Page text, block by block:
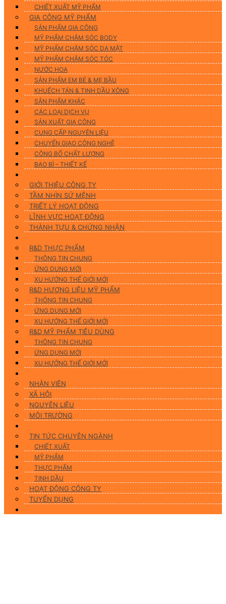
CHIẾT XUẤT MỸ PHẨM
GIA CÔNG MỸ PHẨM
SẢN PHẨM GIA CÔNG
MỸ PHẨM CHĂM SÓC BODY
MỸ PHẨM CHĂM SÓC DA MẶT
MỸ PHẨM CHĂM SÓC TÓC
NƯỚC HOA
SẢN PHẨM EM BÉ & MẸ BẦU
KHUẾCH TÁN & TINH DẦU XÔNG
SẢN PHẨM KHÁC
CÁC LOẠI DỊCH VỤ
SẢN XUẤT GIA CÔNG
CUNG CẤP NGUYÊN LIỆU
CHUYỂN GIAO CÔNG NGHỆ
CÔNG BỐ CHẤT LƯỢNG
BAO BÌ – THIẾT KẾ
GIỚI THIỆU CÔNG TY
TẦM NHÌN SỨ MỆNH
TRIẾT LÝ HOẠT ĐỘNG
LĨNH VỰC HOẠT ĐỘNG
THÀNH TỰU & CHỨNG NHẬN
R&D THỰC PHẨM
THÔNG TIN CHUNG
ỨNG DUNG MỚI
XU HƯỚNG THẾ GIỚI MỚI
R&D HƯƠNG LIỆU MỸ PHẨM
THÔNG TIN CHUNG
ỨNG DỤNG MỚI
XU HƯỚNG THẾ GIỚI MỚI
R&D MỸ PHẨM TIÊU DÙNG
THÔNG TIN CHUNG
ỨNG DỤNG MỚI
XU HƯỚNG THẾ GIỚI MỚI
NHÂN VIÊN
XÃ HỘI
NGUYÊN LIỆU
MÔI TRƯỜNG
TIN TỨC CHUYÊN NGÀNH
CHIẾT XUẤT
MỸ PHẨM
THỰC PHẨM
TINH DẦU
HOẠT ĐỘNG CÔNG TY
TUYỂN DỤNG